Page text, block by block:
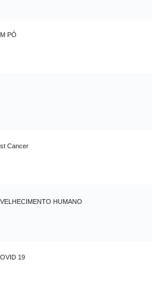
PÓ
Cancer
HUMANO
19